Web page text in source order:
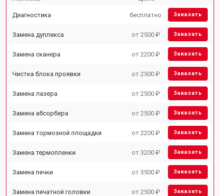
Диагностика бесплатно Заказать
Замена дуплекса от 2500 ₽ Заказать
Замена сканера от 2200 ₽ Заказать
Чистка блока проявки от 2500 ₽ Заказать
Замена лазера от 2500 ₽ Заказать
Замена абсорбера от 2500 ₽ Заказать
Замена тормозной площадки от 2200 ₽ Заказать
Замена термопленки от 3200 ₽ Заказать
Замена печки от 3500 ₽ Заказать
Замена печатной головки от 2500 ₽ Заказать